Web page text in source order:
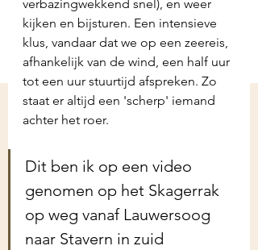
verbazingwekkend snel), en weer
kijken en bijsturen. Een intensieve
klus, vandaar dat we op een zeereis,
afhankelijk van de wind, een half uur
tot een uur stuurtijd afspreken. Zo
staat er altijd een 'scherp' iemand
achter het roer.
Dit ben ik op een video
genomen op het Skagerrak
op weg vanaf Lauwersoog
naar Stavern in zuid